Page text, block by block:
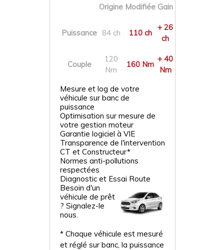
Origine Modifiée Gain
Puissance 84 ch 110 ch
+ 26
ch
Couple
120
Nm
160 Nm
+ 40
Nm
Mesure et log de votre
véhicule sur banc de
puissance
Optimisation sur mesure de
votre gestion moteur
Garantie logiciel à VIE
Transparence de l'intervention
CT et Constructeur*
Normes anti-pollutions
respectées
Diagnostic et Essai Route
Besoin d'un
véhicule de prêt
? Signalez-le
nous.
* Chaque véhicule est mesuré
et réglé sur banc, la puissance